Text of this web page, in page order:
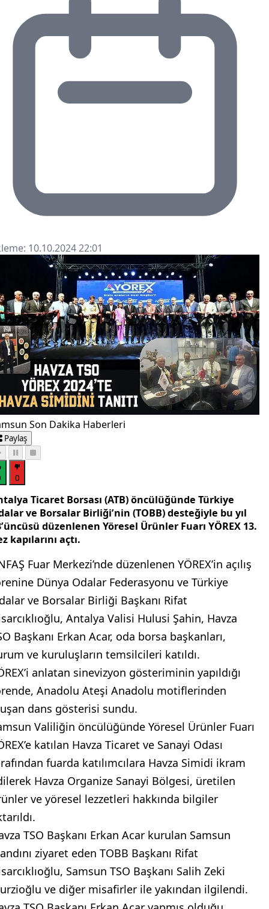
10.10.2024 22:01
Son Dakika Haberleri
Paylaş
0
Ticaret Borsası (ATB) öncülüğünde Türkiye
ve Borsalar Birliği’nin (TOBB) desteğiyle bu yıl
düzenlenen Yöresel Ürünler Fuarı YÖREX 13.
kapılarını açtı.
Fuar Merkezi’nde düzenlenen YÖREX’in açılış
Dünya Odalar Federasyonu ve Türkiye
ve Borsalar Birliği Başkanı Rifat
Antalya Valisi Hulusi Şahin, Havza
Başkanı Erkan Acar, oda borsa başkanları,
ve kuruluşların temsilcileri katıldı.
anlatan sinevizyon gösteriminin yapıldığı
Anadolu Ateşi Anadolu motiflerinden
dans gösterisi sundu.
Valiliğin öncülüğünde Yöresel Ürünler Fuarı
katılan Havza Ticaret ve Sanayi Odası
fuarda katılımcılara Havza Simidi ikram
Havza Organize Sanayi Bölgesi, üretilen
ve yöresel lezzetleri hakkında bilgiler
TSO Başkanı Erkan Acar kurulan Samsun
ziyaret eden TOBB Başkanı Rifat
Samsun TSO Başkanı Salih Zeki
ve diğer misafirler ile yakından ilgilendi.